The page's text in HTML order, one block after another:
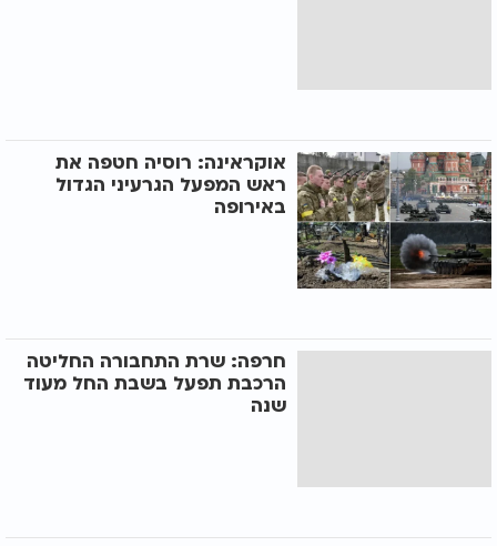
אוקראינה: רוסיה חטפה את
ראש המפעל הגרעיני הגדול
באירופה
חרפה: שרת התחבורה החליטה
הרכבת תפעל בשבת החל מעוד
שנה